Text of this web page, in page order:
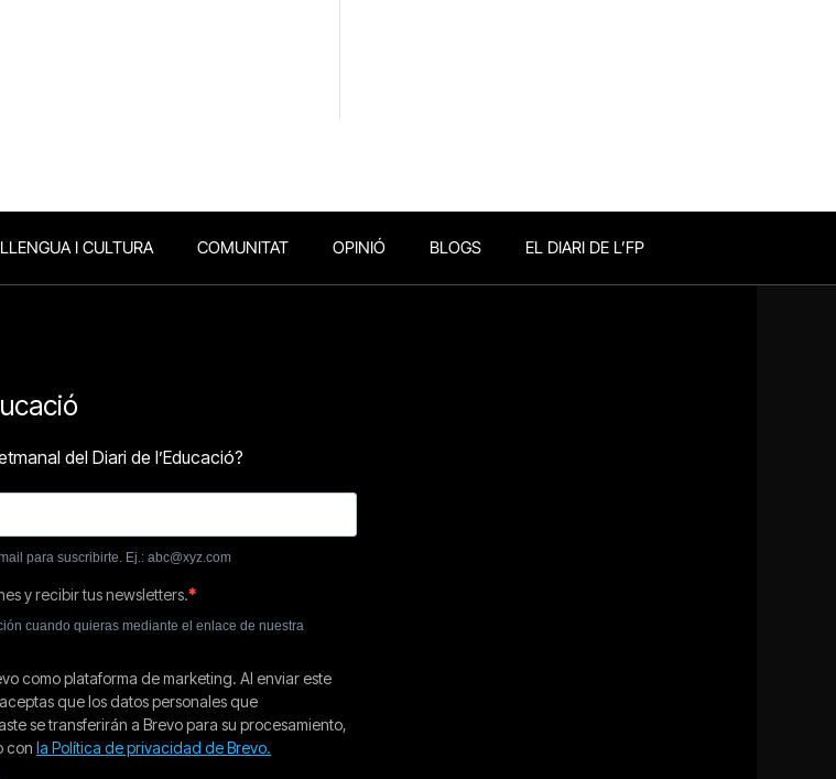
LLENGUA I CULTURA COMUNITAT OPINIÓ BLOGS EL DIARI DE L’FP